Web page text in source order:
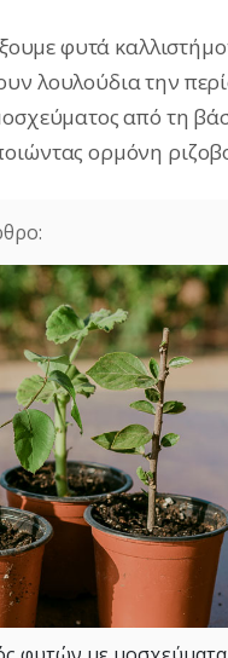
φυτά
λουλούδια την
από τη
ορμόνη